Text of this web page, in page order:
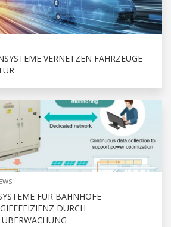
VERNETZEN FAHRZEUGE
FÜR BAHNHÖFE
DURCH